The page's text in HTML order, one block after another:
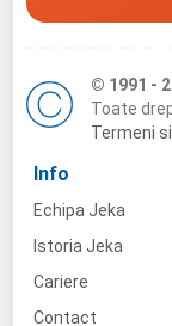
© 1991 -
Toate
Termeni
Info
Echipa Jeka
Istoria Jeka
Cariere
Contact